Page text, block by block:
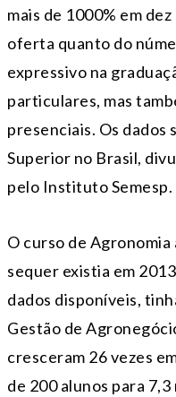
mais de 1000% em
oferta quanto do
expressivo na
particulares, mas
presenciais. Os dados
Superior no Brasil,
pelo Instituto Semesp.
O curso de Agronomia
sequer existia em
dados disponíveis,
Gestão de
cresceram 26 vezes
de 200 alunos para 7,3